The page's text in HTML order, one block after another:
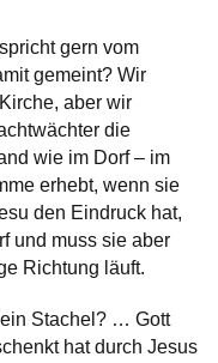
gern vom
gemeint? Wir
aber wir
die
wie im Dorf – im
erhebt, wenn sie
den Eindruck hat,
und muss sie aber
Richtung läuft.
Stachel? … Gott
hat durch Jesus